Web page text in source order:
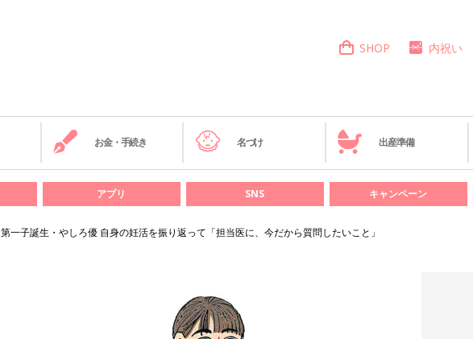
SHOP 内祝い
お金・手続き 名づけ 出産準備
アプリ SNS キャンペーン
第一子誕生・やしろ優 自身の妊活を振り返って「担当医に、今だから質問したいこと」